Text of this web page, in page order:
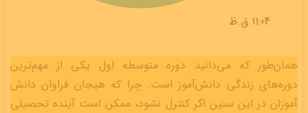
11:04 ق.ظ
همان‌طور که می‌دانید دوره متوسطه اول یکی از مهم‌ترین
دوره‌های زندگی دانش‌آموز است. چرا که هیجان فراوان دانش
آموزان در این سنین اگر کنترل نشود، ممکن است آینده تحصیلی